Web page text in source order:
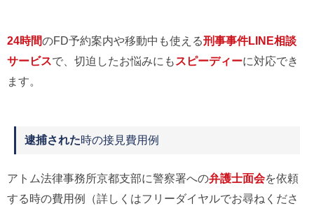
24時間のFD予約案内や移動中も使える刑事事件LINE相談
サービスで、切迫したお悩みにも スピーディーに対応でき
ます。
逮捕された時の接見費用例
アトム法律事務所京都支部に警察署への弁護士面会を依頼
する時の費用例（詳しくはフリーダイヤルでお尋ねくださ